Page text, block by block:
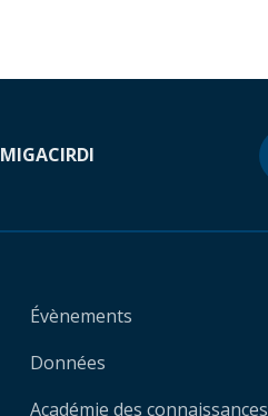
MIGACIRDI
Évènements
Données
Académie des connaissances